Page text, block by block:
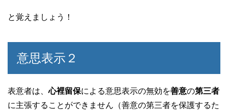
と覚えましょう！
意思表示２
表意者は、心裡留保による意思表示の無効を善意の第三者
に主張することができません（善意の第三者を保護するた